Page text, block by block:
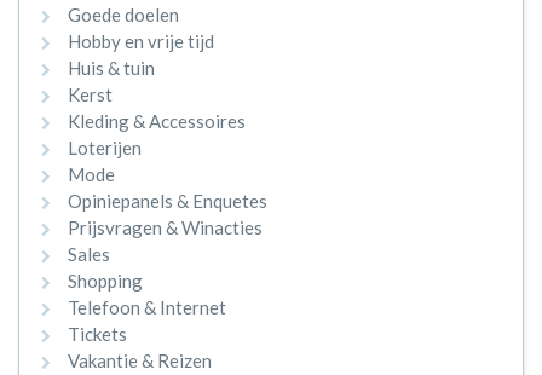
Goede doelen
Hobby en vrije tijd
Huis & tuin
Kerst
Kleding & Accessoires
Loterijen
Mode
Opiniepanels & Enquetes
Prijsvragen & Winacties
Sales
Shopping
Telefoon & Internet
Tickets
Vakantie & Reizen